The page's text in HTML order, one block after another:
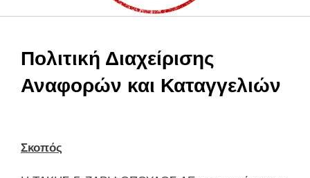
Πολιτική Διαχείρισης
Αναφορών και Καταγγελιών
Σκοπός